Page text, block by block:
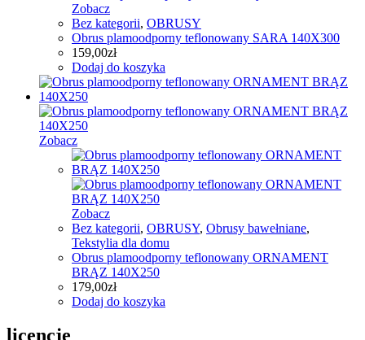
Zobacz
Bez kategorii, OBRUSY
Obrus plamoodporny teflonowany SARA 140X300
159,00zł
Dodaj do koszyka
Zobacz
Zobacz
Bez kategorii, OBRUSY, Obrusy bawełniane,
Tekstylia dla domu
Obrus plamoodporny teflonowany ORNAMENT
BRĄZ 140X250
179,00zł
Dodaj do koszyka
licencje